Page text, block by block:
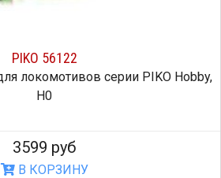
PIKO 56122
локомотивов серии PIKO Hobby,
H0
3599 руб
В КОРЗИНУ